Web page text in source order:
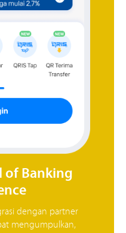
of Banking
dengan partner
mengumpulkan,